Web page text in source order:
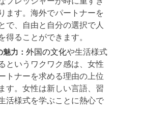
ます。海外でパートナーを
で、自由と自分の選択で人
得ることができます。
魅力：外国の文化や生活様式
というワクワク感は、女性
トナーを求める理由の上位
す。女性は新しい言語、習
活様式を学ぶことに熱心で